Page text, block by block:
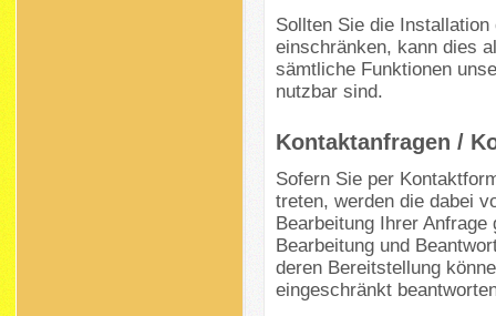
Sollten Sie die
einschränken, kann dies
sämtliche Funktionen
nutzbar sind.
Kontaktanfragen /
Sofern Sie per
treten, werden die dabei
Bearbeitung Ihrer
Bearbeitung und
deren Bereitstellung
eingeschränkt